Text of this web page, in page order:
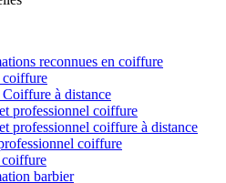
reconnues en coiffure
à distance
professionnel coiffure
professionnel coiffure à distance
coiffure
barbier